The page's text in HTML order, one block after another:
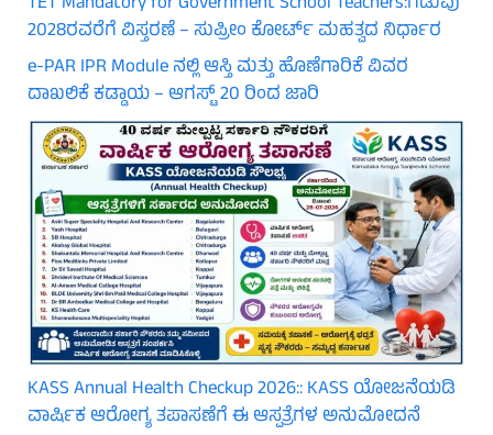
2028ರವರೆಗೆ ವಿಸ್ತರಣೆ – ಸುಪ್ರೀಂ ಕೋರ್ಟ್ ಮಹತ್ವದ ನಿರ್ಧಾರ
e-PAR IPR Module ನಲ್ಲಿ ಆಸ್ತಿ ಮತ್ತು ಹೊಣೆಗಾರಿಕೆ ವಿವರ
ದಾಖಲಿಕೆ ಕಡ್ಡಾಯ – ಆಗಸ್ಟ್ 20 ರಿಂದ ಜಾರಿ
KASS Annual Health Checkup 2026:: KASS ಯೋಜನೆಯಡಿ
ವಾರ್ಷಿಕ ಆರೋಗ್ಯ ತಪಾಸಣೆಗೆ ಈ ಆಸ್ಪತ್ರೆಗಳ ಅನುಮೋದನೆ